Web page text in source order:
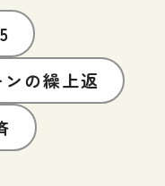
の繰上返